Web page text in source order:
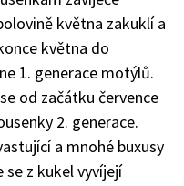
května zakuklí a
května do
1. generace motýlů.
od začátku července
2. generace.
a mnohé buxusy
se z kukel vyvíjejí